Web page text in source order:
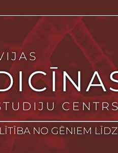
NO GĒNIEM